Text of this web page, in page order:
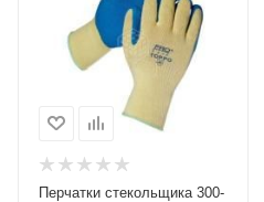
Перчатки стекольщика 300-